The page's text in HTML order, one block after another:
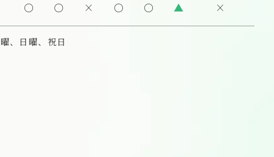
○ ○ × ○ ○ ▲ ×
、日曜、祝日